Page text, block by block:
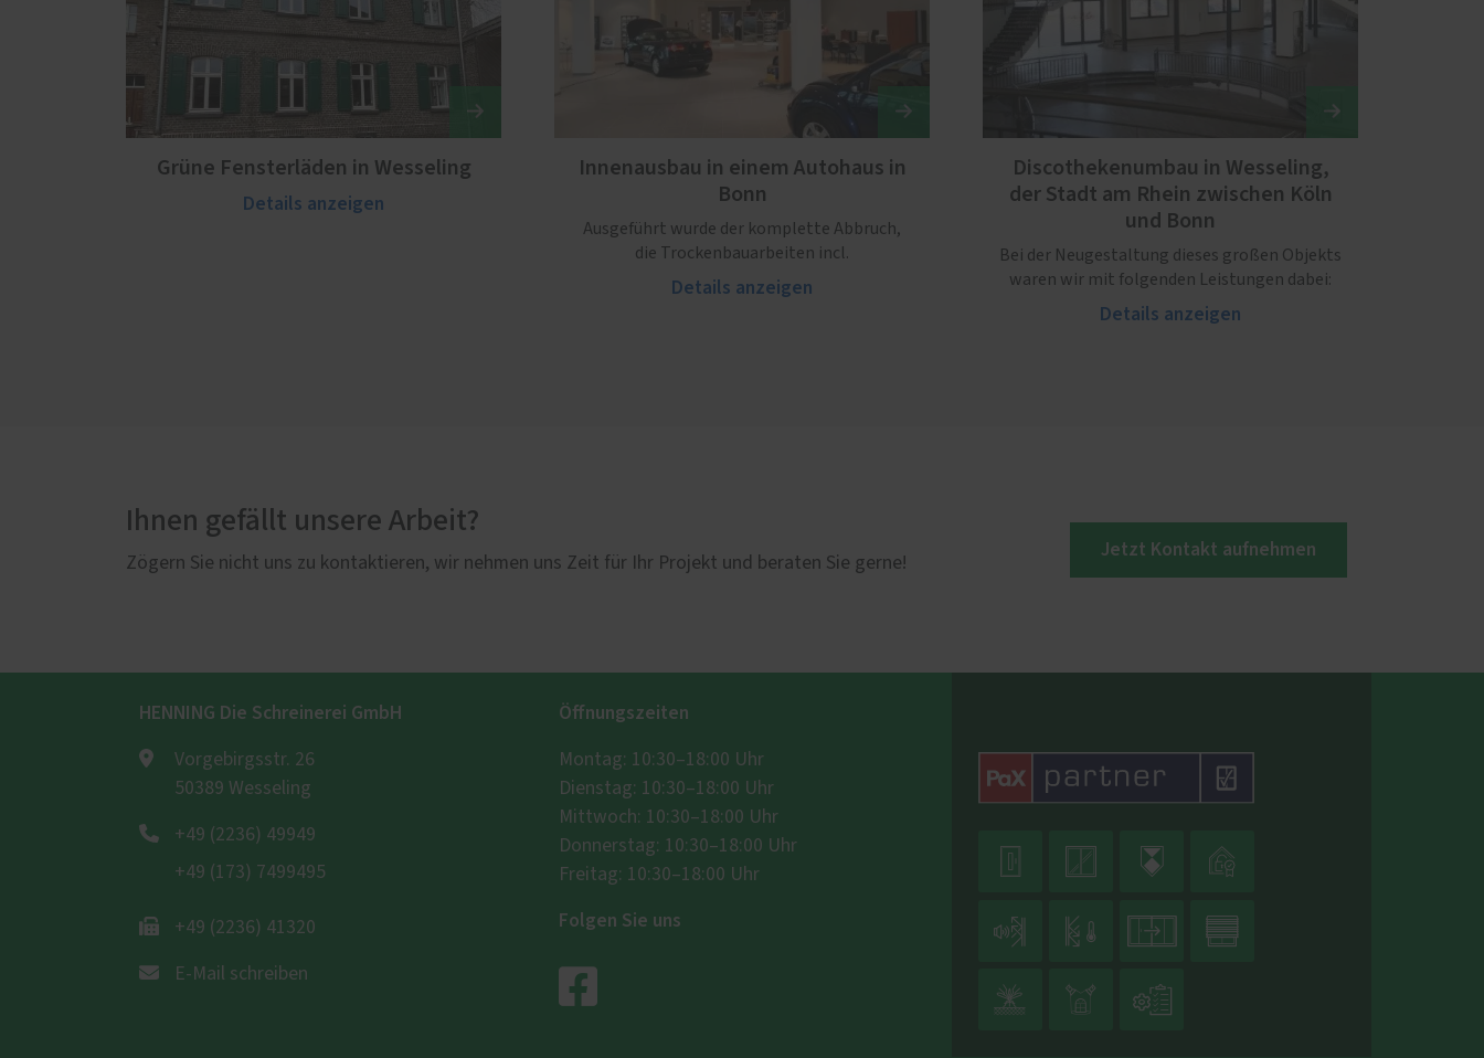
Grüne Fensterläden in Wesseling
Details anzeigen
Innenausbau in einem Autohaus in
Bonn
Ausgeführt wurde der komplette Abbruch,
die Trockenbauarbeiten incl.
Details anzeigen
Discothekenumbau in Wesseling,
der Stadt am Rhein zwischen Köln
und Bonn
Bei der Neugestaltung dieses großen Objekts
waren wir mit folgenden Leistungen dabei:
Details anzeigen
Ihnen gefällt unsere Arbeit?
Zögern Sie nicht uns zu kontaktieren, wir nehmen uns Zeit für Ihr Projekt und beraten Sie gerne!
Jetzt Kontakt aufnehmen
HENNING Die Schreinerei GmbH
Vorgebirgsstr. 26
50389 Wesseling
+49 (2236) 49949
+49 (173) 7499495
+49 (2236) 41320
E-Mail schreiben
Öffnungszeiten
Montag: 10:30–18:00 Uhr
Dienstag: 10:30–18:00 Uhr
Mittwoch: 10:30–18:00 Uhr
Donnerstag: 10:30–18:00 Uhr
Freitag: 10:30–18:00 Uhr
Folgen Sie uns
   
   
  